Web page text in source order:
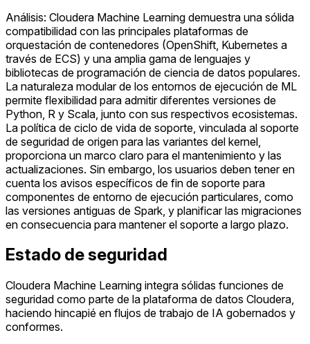
Análisis: Cloudera Machine Learning demuestra una sólida
compatibilidad con las principales plataformas de
orquestación de contenedores (OpenShift, Kubernetes a
través de ECS) y una amplia gama de lenguajes y
bibliotecas de programación de ciencia de datos populares.
La naturaleza modular de los entornos de ejecución de ML
permite flexibilidad para admitir diferentes versiones de
Python, R y Scala, junto con sus respectivos ecosistemas.
La política de ciclo de vida de soporte, vinculada al soporte
de seguridad de origen para las variantes del kernel,
proporciona un marco claro para el mantenimiento y las
actualizaciones. Sin embargo, los usuarios deben tener en
cuenta los avisos específicos de fin de soporte para
componentes de entorno de ejecución particulares, como
las versiones antiguas de Spark, y planificar las migraciones
en consecuencia para mantener el soporte a largo plazo.
Estado de seguridad
Cloudera Machine Learning integra sólidas funciones de
seguridad como parte de la plataforma de datos Cloudera,
haciendo hincapié en flujos de trabajo de IA gobernados y
conformes.